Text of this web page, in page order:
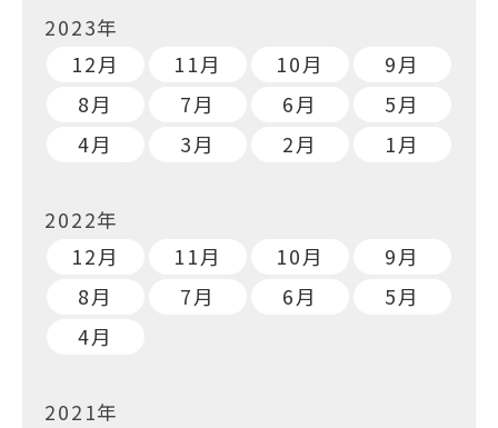
2023年
12月
11月 10月
9月
8月
7月 6月
5月
4月
3月 2月 1月
2022年
12月
11月 10月
9月
8月
7月 6月
5月
4月
2021年